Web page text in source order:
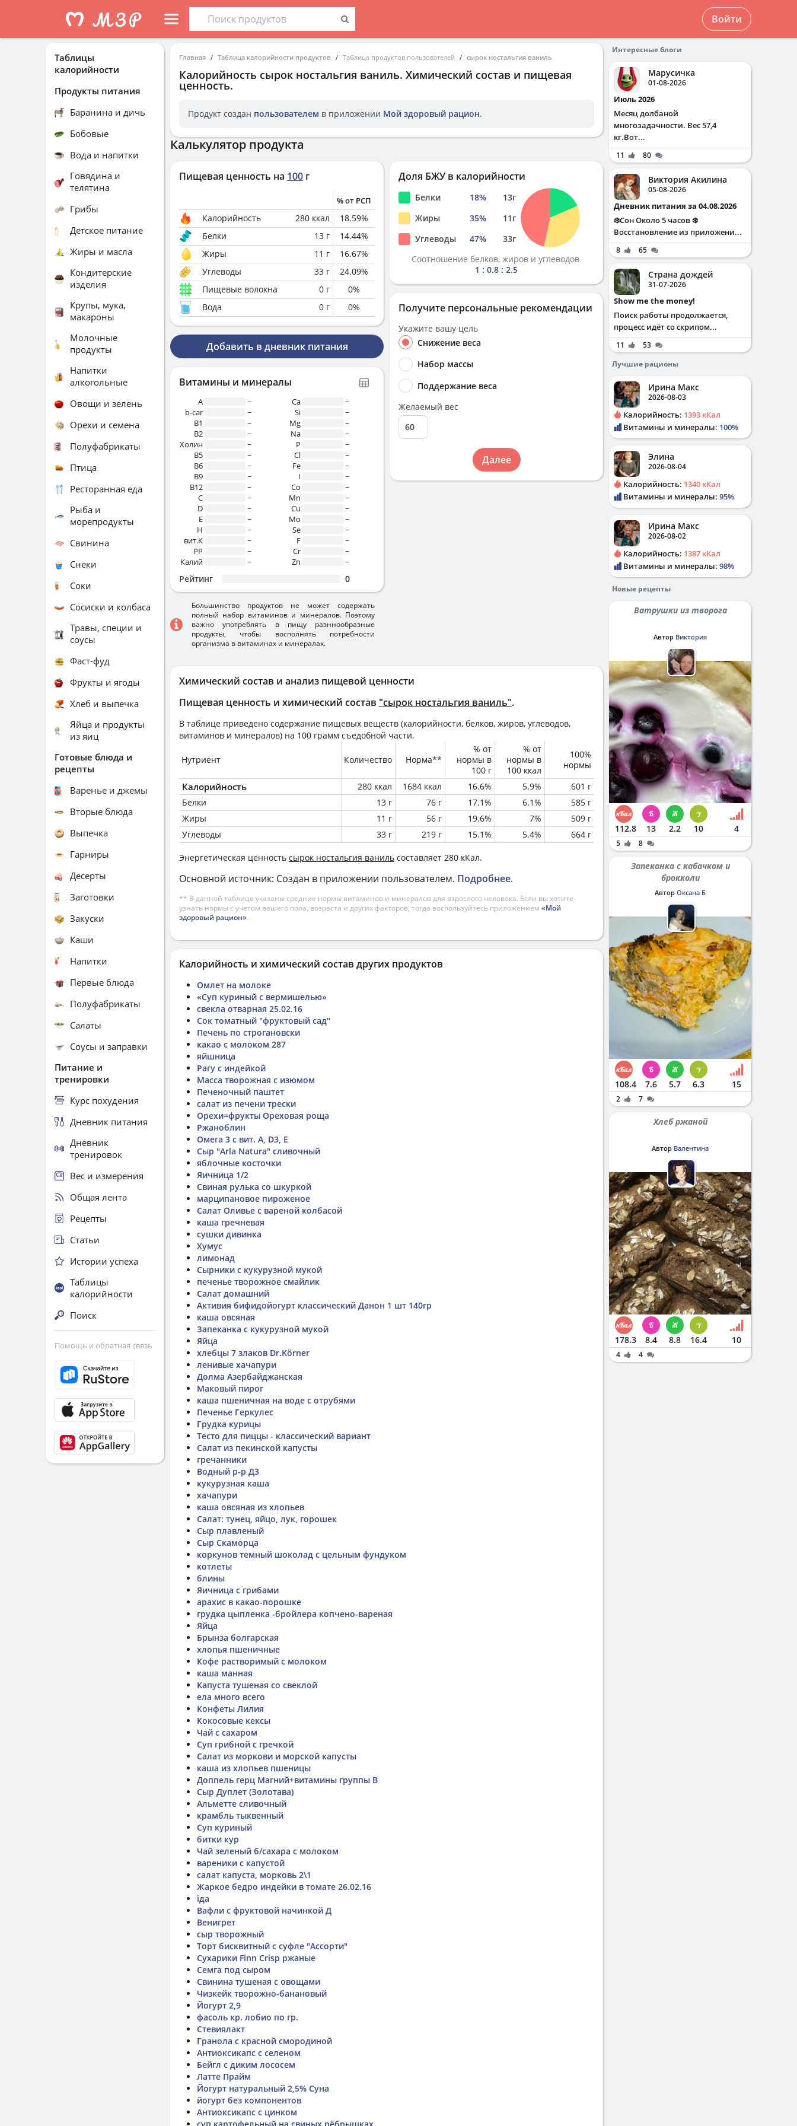
Войти
Главная Таблица калорийности продуктов Таблица продуктов пользователей сырок ностальгия ваниль
Калорийность сырок ностальгия ваниль. Химический состав и пищевая
ценность.
Продукт создан пользователем в приложении Мой здоровый рацион.
Химический состав и анализ пищевой ценности
Пищевая ценность и химический состав "сырок ностальгия ваниль".
В таблице приведено содержание пищевых веществ (калорийности, белков, жиров, углеводов,
витаминов и минералов) на 100 грамм съедобной части.
Нутриент Количество Норма**
% от
нормы в
100 г
% от
нормы в
100 ккал
100%
нормы
Калорийность 280 ккал 1684 ккал 16.6% 5.9%
601 г
Белки
13 г 76 г 17.1% 6.1%
585 г
Жиры
11 г 56 г 19.6% 7%
509 г
Углеводы
33 г 219 г 15.1% 5.4% 664 г
Энергетическая ценность сырок ностальгия ваниль составляет 280 кКал.
Основной источник: Создан в приложении пользователем. Подробнее.
** В данной таблице указаны средние нормы витаминов и минералов для взрослого человека. Если вы хотите
узнать нормы с учетом вашего пола, возраста и других факторов, тогда воспользуйтесь приложением «Мой
здоровый рацион».
Калькулятор продукта
Пищевая ценность на 100 г
% от РСП
Калорийность 280 ккал 18.59%
Белки
13 г 14.44%
Жиры
11 г 16.67%
Углеводы
33 г 24.09%
Пищевые волокна
0 г 0%
Вода
0 г 0%
Добавить в дневник питания
Витамины и минералы
A
~
b-car
~
В1
~
B2
~
Холин
~
B5
~
B6
~
B9
~
B12
~
C
~
D
~
E
~
H
~
вит.К
~
PP
~
Калий
~
Ca
~
Si
~
Mg
~
Na
~
P
~
Cl
~
Fe
~
I
~
Co
~
Mn
~
Cu
~
Mo
~
Se
~
F
~
Cr
~
Zn
~
Рейтинг 0
Большинство продуктов не может содержать
полный набор витаминов и минералов. Поэтому
важно употреблять в пищу разннообразные
продукты, чтобы восполнять потребности
организма в витаминах и минералах.
Доля БЖУ в калорийности
Белки 18% 13г
Жиры
35% 11г
Углеводы
47% 33г
Соотношение белков, жиров и углеводов
1 : 0.8 : 2.5
Получите персональные рекомендации
Укажите вашу цель
Снижение веса
Набор массы
Поддержание веса
Желаемый вес
Далее
Калорийность и химический состав других продуктов
Омлет на молоке
«Суп куриный с вермишелью»
свекла отварная 25.02.16
Сок томатный "фруктовый сад"
Печень по строгановски
какао с молоком 287
яйшница
Рагу с индейкой
Масса творожная с изюмом
Печеночный паштет
салат из печени трески
Орехи=фрукты Ореховая роща
Ржаноблин
Омега 3 с вит. А, D3, Е
Сыр "Arla Natura" сливочный
яблочные косточки
Яичница 1/2
Свиная рулька со шкуркой
марципановое пироженое
Салат Оливье с вареной колбасой
каша гречневая
сушки дивинка
Хумус
лимонад
Сырники с кукурузной мукой
печенье творожное смайлик
Салат домашний
Активия бифидойогурт классический Данон 1 шт 140гр
каша овсяная
Запеканка с кукурузной мукой
Яйца
хлебцы 7 злаков Dr.Körner
ленивые хачапури
Долма Азербайджанская
Маковый пирог
каша пшеничная на воде с отрубями
Печенье Геркулес
Грудка курицы
Тесто для пиццы - классический вариант
Салат из пекинской капусты
гречанники
Водный р-р Д3
кукурузная каша
хачапури
каша овсяная из хлопьев
Салат: тунец, яйцо, лук, горошек
Сыр плавленый
Сыр Скаморца
коркунов темный шоколад с цельным фундуком
котлеты
блины
Яичница с грибами
арахис в какао-порошке
грудка цыпленка -бройлера копчено-вареная
Яйца
Брынза болгарская
хлопья пшеничные
Кофе растворимый с молоком
каша манная
Капуста тушеная со свеклой
ела много всего
Конфеты Лилия
Кокосовые кексы
Чай с сахаром
Суп грибной с гречкой
Салат из моркови и морской капусты
каша из хлопьев пшеницы
Доппель герц Магний+витамины группы В
Сыр Дуплет (Золотава)
Альметте сливочный
крамбль тыквенный
Суп куриный
битки кур
Чай зеленый б/сахара с молоком
вареники с капустой
салат капуста, морковь 2\1
Жаркое бедро индейки в томате 26.02.16
їда
Вафли с фруктовой начинкой Д
Венигрет
сыр творожный
Торт бисквитный с суфле "Ассорти"
Сухарики Finn Crisp ржаные
Семга под сыром
Свинина тушеная с овощами
Чизкейк творожно-банановый
Йогурт 2,9
фасоль кр. лобио по гр.
Стевиялакт
Гранола с красной смородиной
Антиоксикапс с селеном
Бейгл с диким лососем
Латте Прайм
Йогурт натуральный 2,5% Суна
йогурт без компонентов
Антиоксикапс с цинком
Таблицы
калорийности
Продукты питания
Баранина и дичь
Бобовые
Вода и напитки
Говядина и
телятина
Грибы
Детское питание
Жиры и масла
Кондитерские
изделия
Крупы, мука,
макароны
Молочные
продукты
Напитки
алкогольные
Овощи и зелень
Орехи и семена
Полуфабрикаты
Птица
Ресторанная еда
Рыба и
морепродукты
Свинина
Снеки
Соки
Сосиски и колбаса
Травы, специи и
соусы
Фаст-фуд
Фрукты и ягоды
Хлеб и выпечка
Яйца и продукты
из яиц
Готовые блюда и
рецепты
Варенье и джемы
Вторые блюда
Выпечка
Гарниры
Десерты
Заготовки
Закуски
Каши
Напитки
Первые блюда
Полуфабрикаты
Салаты
Соусы и заправки
Питание и
тренировки
Курс похудения
Дневник питания
Дневник
тренировок
Вес и измерения
Общая лента
Рецепты
Статьи
Истории успеха
Таблицы
калорийности
Поиск
Помощь и обратная связь
Интересные блоги
Марусичка
01-08-2026
Июль 2026
Месяц долбаной
многозадачности. Вес 57,4
кг.Вот...
11 80
Виктория Акилина
05-08-2026
Дневник питания за 04.08.2026
❄️Сон Около 5 часов ❄️
Восстановление из приложени...
8 65
Страна дождей
31-07-2026
Show me the money!
Поиск работы продолжается,
процесс идёт со скрипом...
11
53
Лучшие рационы
Ирина Макс
2026-08-03
Калорийность: 1393 кКал
Витамины и минералы: 100%
Элина
2026-08-04
Калорийность: 1340 кКал
Витамины и минералы: 95%
Ирина Макс
2026-08-02
Калорийность: 1387 кКал
Витамины и минералы: 98%
Новые рецепты
Ватрушки из творога
Автор Виктория
112.8 13 2.2 10 4
5 8
Запеканка с кабачком и
брокколи
Автор Оксана Б
108.4 7.6 5.7 6.3 15
2 7
Хлеб ржаной
Автор Валентина
178.3 8.4 8.8 16.4 10
4 4